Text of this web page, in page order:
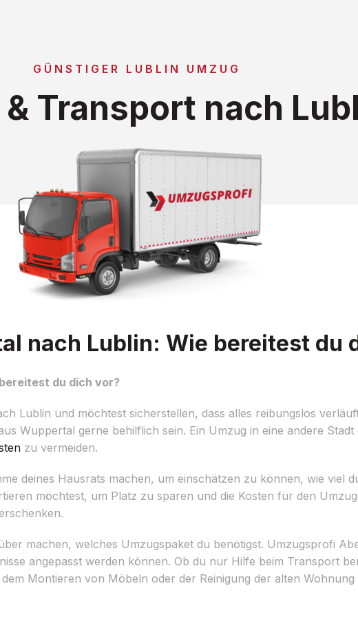
GÜNSTIGER LUBLIN UMZUG
Transport nach
nach Lublin: Wie bereitest du
du dich vor?
Lublin und möchtest sicherstellen, dass alles reibungslos
Wuppertal gerne behilflich sein. Ein Umzug in eine andere
zu vermeiden.
deines Hausrats machen, um einschätzen zu können, wie viel
möchtest, um Platz zu sparen und die Kosten für den
machen, welches Umzugspaket du benötigst. Umzugsprofi
angepasst werden können. Ob du nur Hilfe beim Transport
Montieren von Möbeln oder der Reinigung der alten